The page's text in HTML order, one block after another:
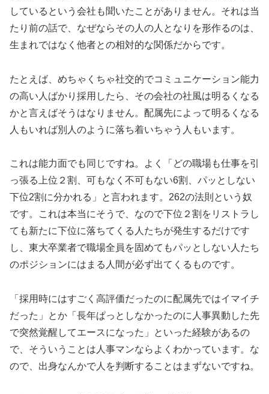
しているという会社も聞いたことがありません。それは当
たり前の話で、なぜならその人の人となりを形作るのは、
生まれではなく他者との相対的な関係だからです。
たとえば、めちゃくちゃ社交的でコミュニケーション能力
の高い人ばかり採用したら、その会社の社風は明るくなる
かと言えばそうはなりません。配属先によって明るくなる
人もいれば別人のように落ち着いちゃう人もいます。
これは能力面でも同じですね。よく「どの職場も仕事を引
っ張る上位２割、可もなく不可もない6割、パッとしない
下位2割に分かれる」と言われます。262の法則という奴
です。これは本当にそうで、なので下位２割をリストラし
ても新たに下位に落ちてくる人たちが発生するだけです
し、東大卒業者で職場全員を固めてもパッとしない人たち
のポジションにはまる人間が必ず出てくるものです。
「採用時にはすごく高評価だったのに配属先ではイマイチ
だった」とか「長年ぱっとしなかったのに人事異動した先
で突然覚醒してエースになった」といった経験があるの
で、そういうことは人事マンならよくわかっています。な
ので、出身なんかで人を判断することはまずないですね。